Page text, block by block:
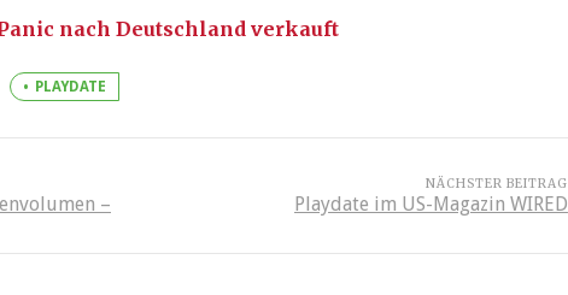
nach Deutschland verkauft
PLAYDATE
–
NÄCHSTER BEITRAG
Playdate im US-Magazin WIRED